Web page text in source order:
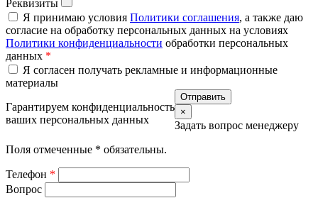
Реквизиты
Я принимаю условия Политики соглашения, а также даю
согласие на обработку персональных данных на условиях
Политики конфиденциальности обработки персональных
данных *
Я согласен получать рекламные и информационные
материалы
Гарантируем конфиденциальность
ваших персональных данных
×
Задать вопрос менеджеру
Поля отмеченные * обязательны.
Телефон *
Вопрос